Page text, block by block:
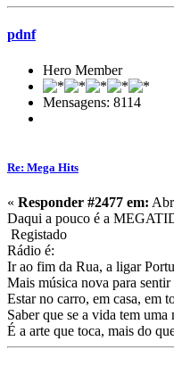
pdnf
Hero Member
Mensagens: 8114
Re: Mega Hits
« Responder #2477 em:
Daqui a pouco é a
Registado
Rádio é:
Ir ao fim da Rua, a ligar
Mais música nova para
Estar no carro, em casa, em
Saber que se a vida tem uma
É a arte que toca, mais do